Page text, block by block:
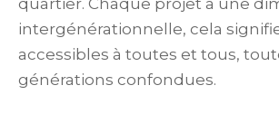
intergénérationnelle, cela
accessibles à toutes et tous,
générations confondues.